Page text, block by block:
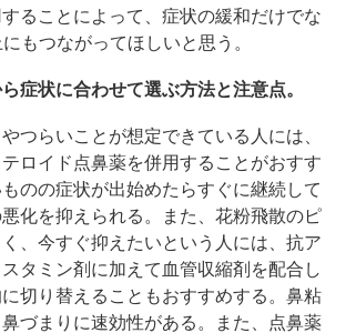
ることによって、症状の緩和だけでな
もつながってほしいと思う。
症状に合わせて選ぶ方法と注意点。
つらいことが想定できている人には、
ロイド点鼻薬を併用することがおすす
のの症状が出始めたらすぐに継続して
化を抑えられる。また、花粉飛散のピ
、今すぐ抑えたいという人には、抗ア
タミン剤に加えて血管収縮剤を配合し
切り替えることもおすすめする。鼻粘
づまりに速効性がある。また、点鼻薬